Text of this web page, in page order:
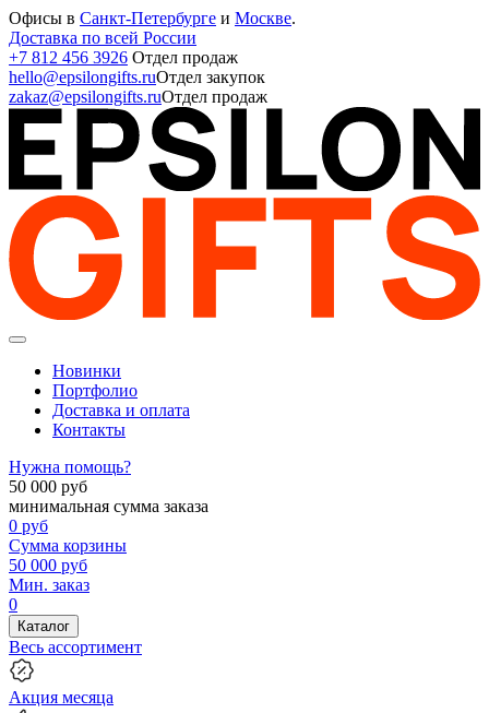
Офисы в Санкт-Петербурге и Москве.
Доставка по всей России
+7 812 456 3926 Отдел продаж
hello@epsilongifts.ruОтдел закупок
zakaz@epsilongifts.ruОтдел продаж
Новинки
Портфолио
Доставка и оплата
Контакты
Нужна помощь?
50 000 руб
минимальная сумма заказа
0 руб
Сумма корзины
50 000 руб
Мин. заказ
0
Каталог
Весь ассортимент
Акция месяца